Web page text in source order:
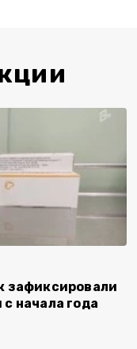
зафиксировали
начала года